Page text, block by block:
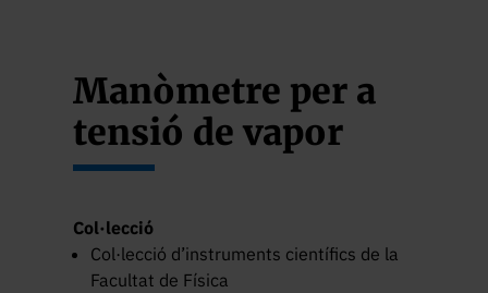
Manòmetre per a
tensió de vapor
Col·lecció
Col·lecció d’instruments científics de la
Facultat de Física